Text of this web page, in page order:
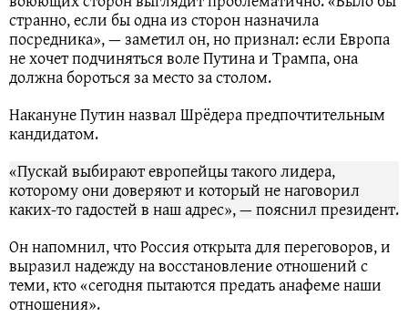
странно, если бы одна из сторон назначила
посредника», — заметил он, но признал: если Европа
не хочет подчиняться воле Путина и Трампа, она
должна бороться за место за столом.
Накануне Путин назвал Шрёдера предпочтительным
кандидатом.
«Пускай выбирают европейцы такого лидера,
которому они доверяют и который не наговорил
каких-то гадостей в наш адрес», — пояснил президент.
Он напомнил, что Россия открыта для переговоров, и
выразил надежду на восстановление отношений с
теми, кто «сегодня пытаются предать анафеме наши
отношения».